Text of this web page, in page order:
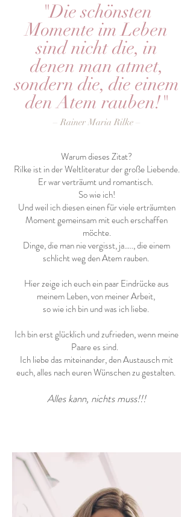
"Die schönsten
Momente im Leben
sind nicht die, in
denen man atmet,
sondern die, die einem
den Atem rauben!"
– Rainer Maria Rilke –
Warum dieses Zitat?
Rilke ist in der Weltliteratur der große Liebende.
Er war verträumt und romantisch.
So wie ich!
Und weil ich diesen einen für viele erträumten
Moment gemeinsam mit euch erschaffen
möchte.
Dinge, die man nie vergisst, ja….., die einem
schlicht weg den Atem rauben.
Hier zeige ich euch ein paar Eindrücke aus
meinem Leben, von meiner Arbeit,
so wie ich bin und was ich liebe.
Ich bin erst glücklich und zufrieden, wenn meine
Paare es sind.
Ich liebe das miteinander, den Austausch mit
euch, alles nach euren Wünschen zu gestalten.
Alles kann, nichts muss!!!